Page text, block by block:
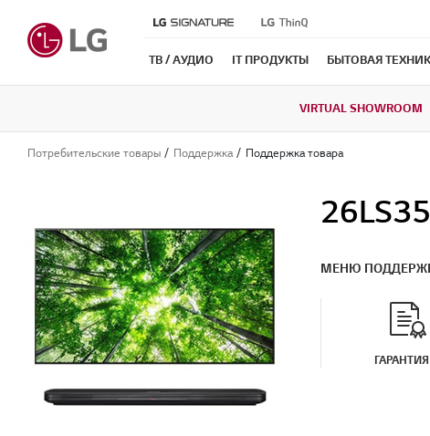
ТВ / АУДИО IT ПРОДУКТЫ БЫТОВАЯ
VIRTUAL SHOWROOM
Потребительские товары Поддержка Поддержка товара
МЕНЮ
ГАРАНТИЯ